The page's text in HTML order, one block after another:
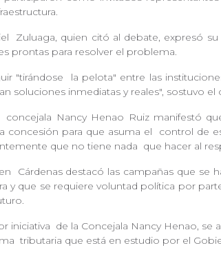
Zuluaga, quien citó al debate, expresó
prontas para resolver el problema.
"tirándose la pelota" entre las
soluciones inmediatas y reales", sostuvo
concejala Nancy Henao Ruiz manifestó
concesión para que asuma el
control de
que no tiene nada que hacer al
Cárdenas destacó las campañas que se
y que se requiere voluntad política por
iniciativa de la Concejala Nancy Henao,
tributaria que está en estudio por el